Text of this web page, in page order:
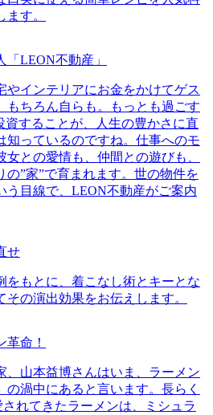
す。
LEON不動産」
やインテリアにお金をかけてゲス
もちろん自らも。もっとも過ごす
資することが、人生の豊かさに直
知っているのですね。仕事へのモ
との愛情も、仲間との遊びも、
の”家”で育まれます。世の物件を
う目線で、LEON不動産がご案内
せ
をもとに、着こなし術とキーとな
その演出効果をお伝えします。
革命！
、山本益博さんはいま、ラーメン
の渦中にあると言います。長らく
れてきたラーメンは、ミシュラ